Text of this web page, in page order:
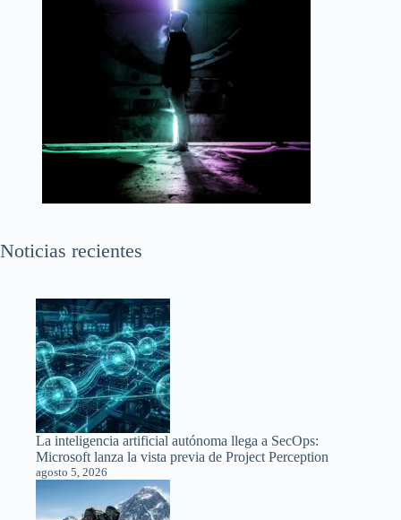
Noticias recientes
La inteligencia artificial autónoma llega a SecOps:
Microsoft lanza la vista previa de Project Perception
agosto 5, 2026